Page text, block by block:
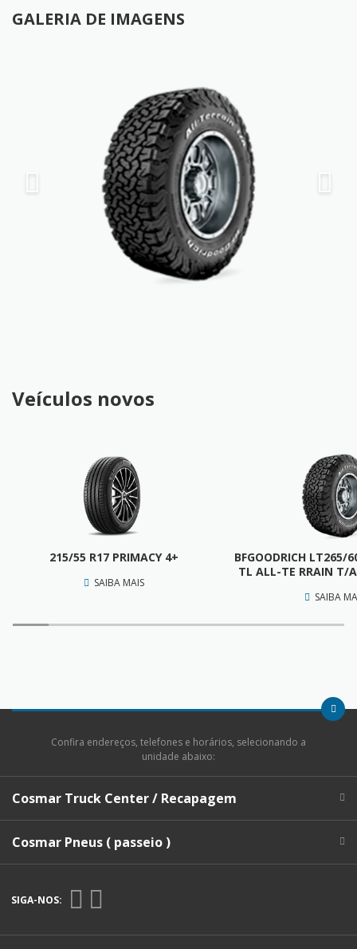
GALERIA DE IMAGENS
Veículos novos
215/55 R17 PRIMACY 4+
SAIBA MAIS
BFGOODRICH LT265/
TL ALL-TE RRAIN T/
SAIBA
Confira endereços, telefones e horários, selecionando a
unidade abaixo:
Cosmar Truck Center / Recapagem
Cosmar Pneus ( passeio )
SIGA-NOS: